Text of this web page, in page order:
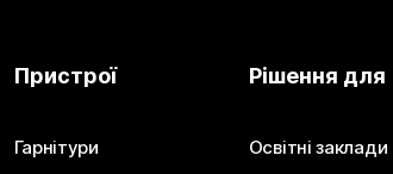
Пристрої
Гарнітури
Рішення для
Освітні заклади